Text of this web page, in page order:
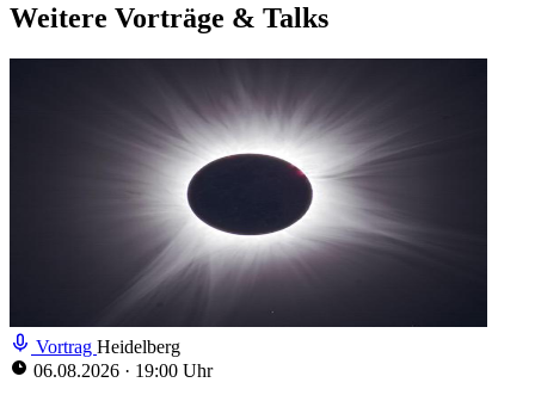
Weitere Vorträge & Talks
Vortrag Heidelberg
06.08.2026 · 19:00 Uhr